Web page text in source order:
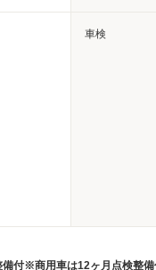
車検
備付※商用車は12ヶ月点検整備